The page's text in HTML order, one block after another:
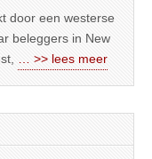
door een westerse
beleggers in New
… >> lees meer